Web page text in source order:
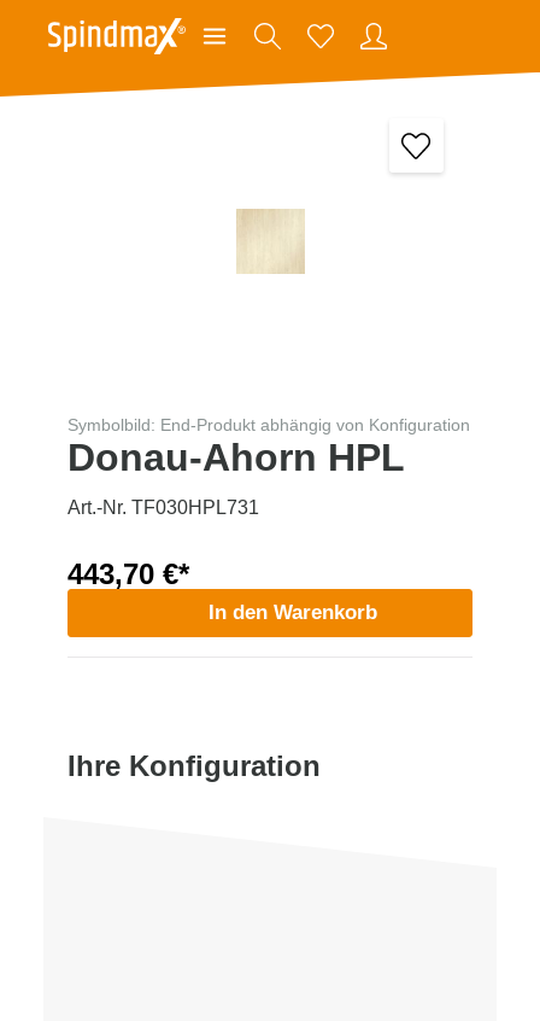
Symbolbild: End-Produkt abhängig von Konfiguration
Donau-Ahorn HPL
Art.-Nr. TF030HPL731
443,70 €*
In den Warenkorb
Ihre Konfiguration